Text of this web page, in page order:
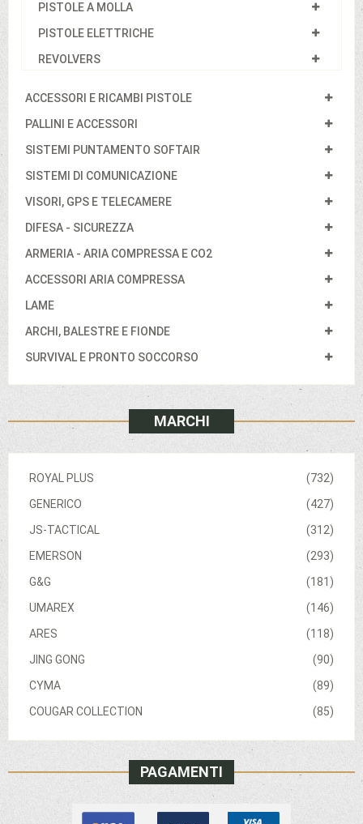
PISTOLE A MOLLA
PISTOLE ELETTRICHE
REVOLVERS
ACCESSORI E RICAMBI PISTOLE
PALLINI E ACCESSORI
SISTEMI PUNTAMENTO SOFTAIR
SISTEMI DI COMUNICAZIONE
VISORI, GPS E TELECAMERE
DIFESA - SICUREZZA
ARMERIA - ARIA COMPRESSA E CO2
ACCESSORI ARIA COMPRESSA
LAME
ARCHI, BALESTRE E FIONDE
SURVIVAL E PRONTO SOCCORSO
MARCHI
(732)
ROYAL PLUS
(427)
GENERICO
(312)
JS-TACTICAL
(293)
EMERSON
(181)
G&G
(146)
UMAREX
(118)
ARES
(90)
JING GONG
(89)
CYMA
(85)
COUGAR COLLECTION
PAGAMENTI